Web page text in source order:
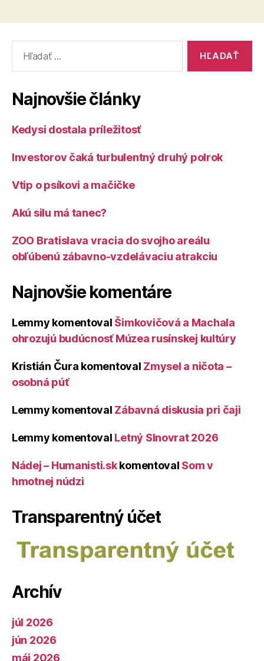
Najnovšie články
Kedysi dostala príležitosť
Investorov čaká turbulentný druhý polrok
Vtip o psíkovi a mačičke
Akú silu má tanec?
ZOO Bratislava vracia do svojho areálu
obľúbenú zábavno-vzdelávaciu atrakciu
Najnovšie komentáre
Lemmy komentoval Šimkovičová a Machala
ohrozujú budúcnosť Múzea rusínskej kultúry
Kristián Čura komentoval Zmysel a ničota –
osobná púť
Lemmy komentoval Zábavná diskusia pri čaji
Lemmy komentoval Letný Slnovrat 2026
Nádej – Humanisti.skkomentoval Som v
hmotnej núdzi
Transparentný účet
Archív
júl 2026
jún 2026
máj 2026